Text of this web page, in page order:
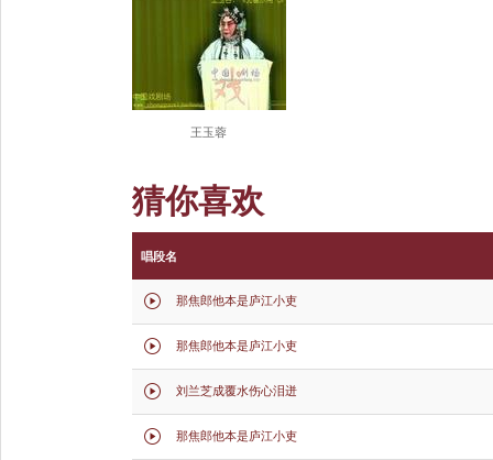
王玉蓉
猜你喜欢
唱段名
 那焦郎他本是庐江小吏
 那焦郎他本是庐江小吏
 刘兰芝成覆水伤心泪迸
 那焦郎他本是庐江小吏